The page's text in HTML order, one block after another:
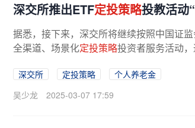
深交所推出ETF定投策略投教活动
据悉，接下来，深交所将继续按照中国证
全渠道、场景化定投策略投资者服务活动
深交所 定投策略
个人养老金
吴少龙
2025-03-07 17:59